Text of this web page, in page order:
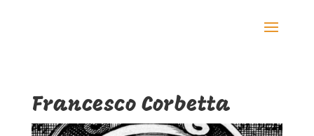
Francesco Corbetta